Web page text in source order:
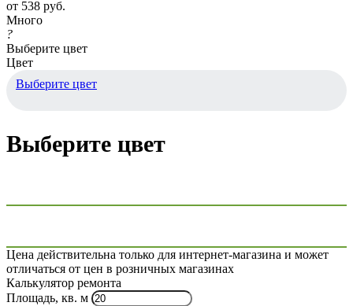
от 538 руб.
Много
?
Выберите цвет
Цвет
Выберите цвет
Выберите цвет
Цена действительна только для интернет-магазина и может
отличаться от цен в розничных магазинах
Калькулятор ремонта
Площадь, кв. м